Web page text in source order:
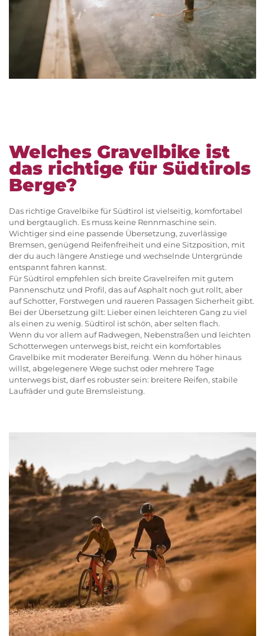
Welches Gravelbike ist
das richtige für Südtirols
Berge?
Das richtige Gravelbike für Südtirol ist vielseitig, komfortabel
und bergtauglich. Es muss keine Rennmaschine sein.
Wichtiger sind eine passende Übersetzung, zuverlässige
Bremsen, genügend Reifenfreiheit und eine Sitzposition, mit
der du auch längere Anstiege und wechselnde Untergründe
entspannt fahren kannst.
Für Südtirol empfehlen sich breite Gravelreifen mit gutem
Pannenschutz und Profil, das auf Asphalt noch gut rollt, aber
auf Schotter, Forstwegen und raueren Passagen Sicherheit gibt.
Bei der Übersetzung gilt: Lieber einen leichteren Gang zu viel
als einen zu wenig. Südtirol ist schön, aber selten flach.
Wenn du vor allem auf Radwegen, Nebenstraßen und leichten
Schotterwegen unterwegs bist, reicht ein komfortables
Gravelbike mit moderater Bereifung. Wenn du höher hinaus
willst, abgelegenere Wege suchst oder mehrere Tage
unterwegs bist, darf es robuster sein: breitere Reifen, stabile
Laufräder und gute Bremsleistung.